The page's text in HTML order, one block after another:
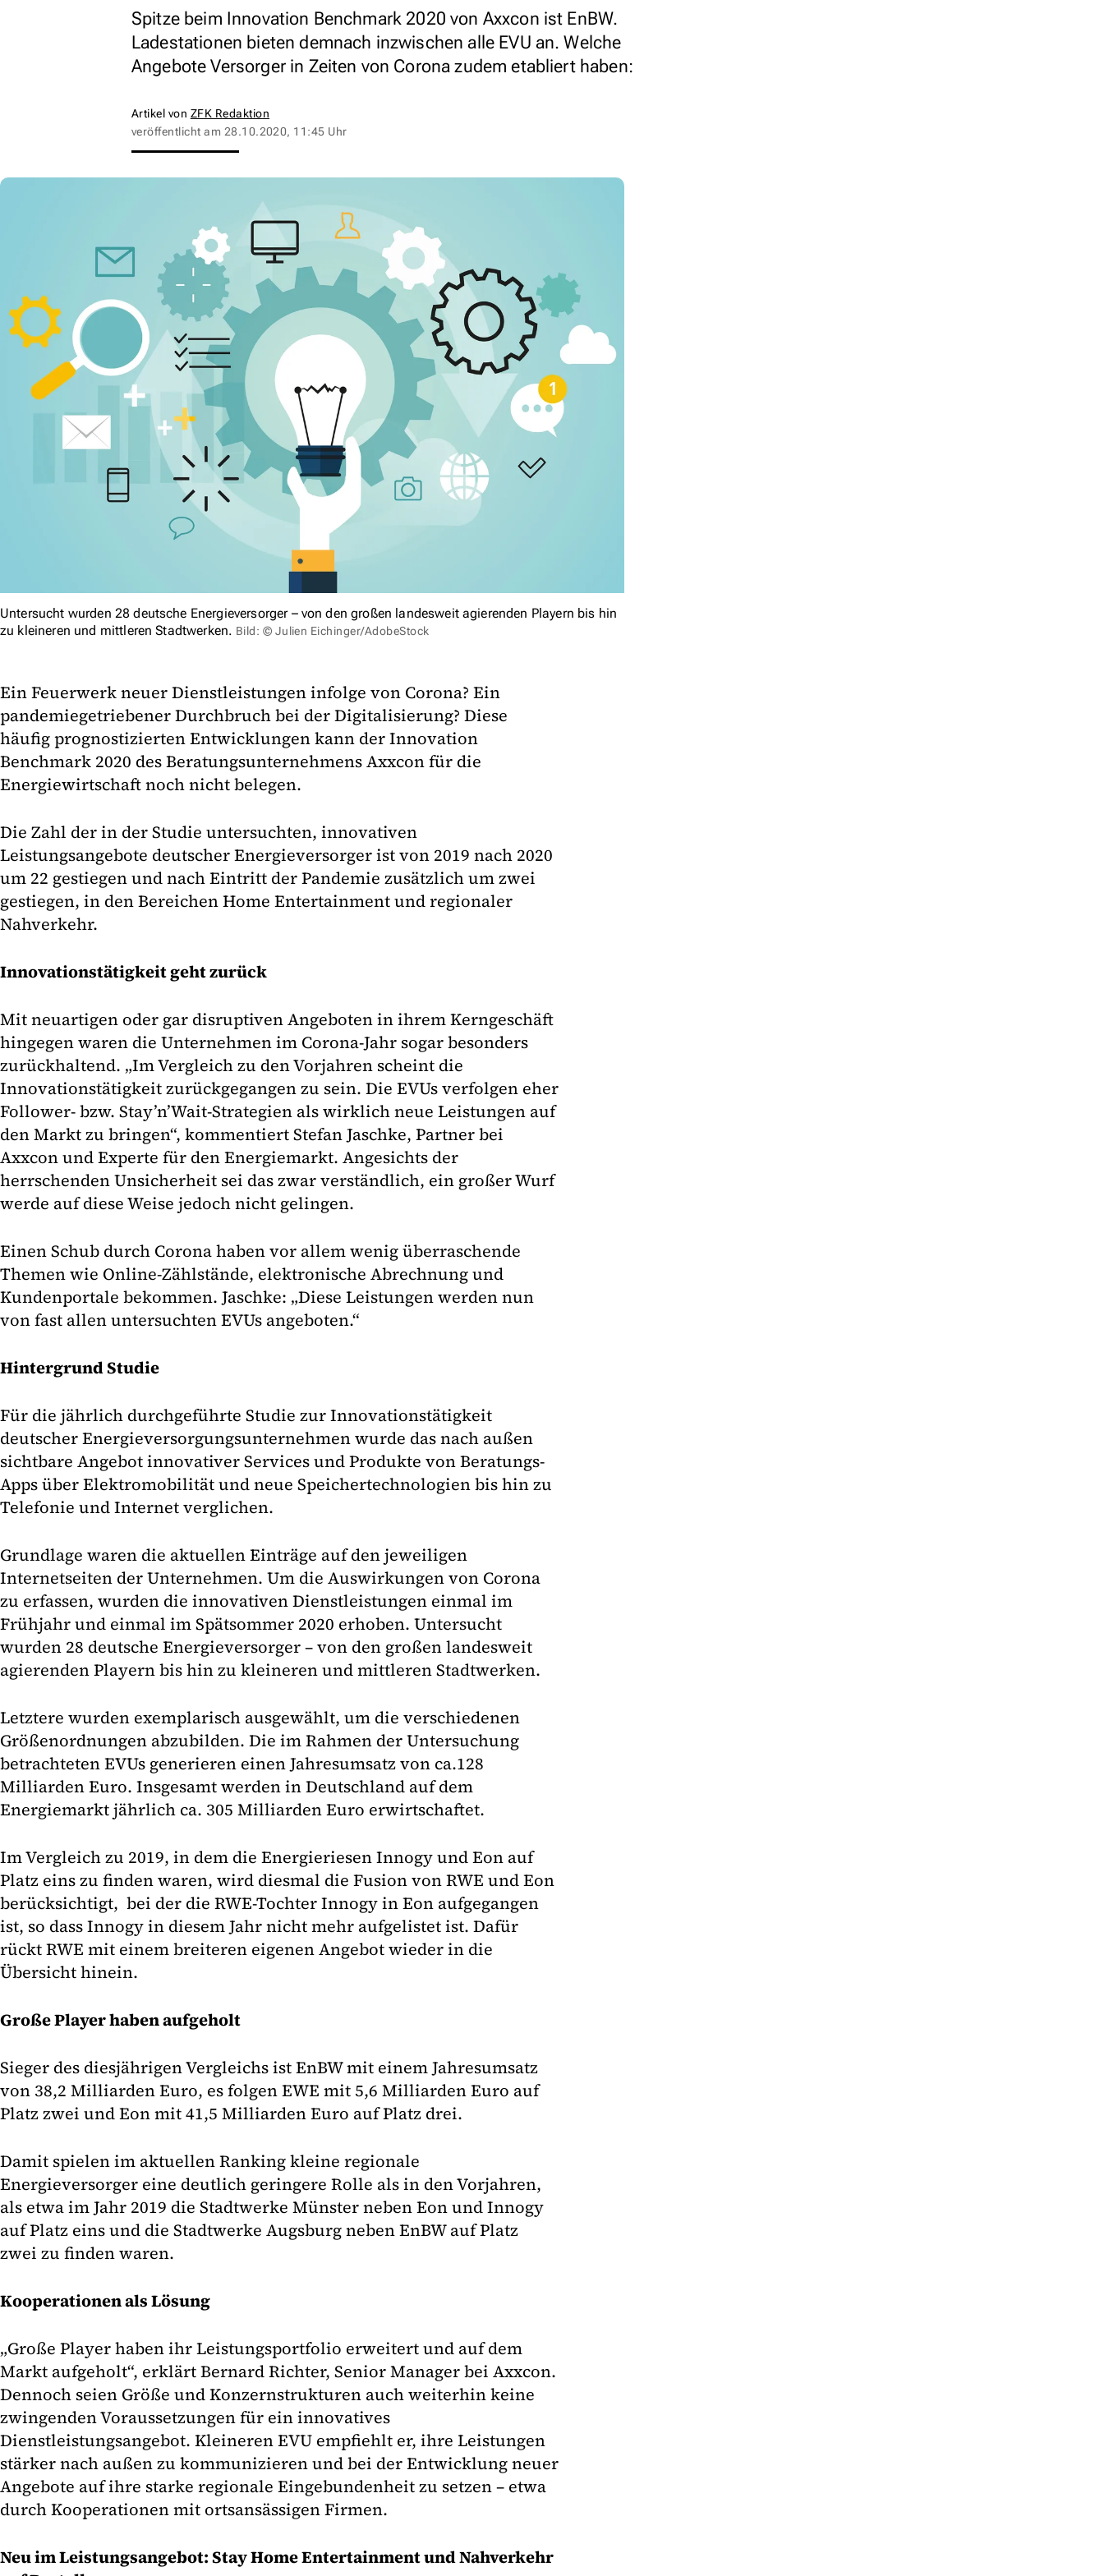
Spitze beim Innovation Benchmark 2020 von Axxcon ist EnBW.
Ladestationen bieten demnach inzwischen alle EVU an. Welche
Angebote Versorger in Zeiten von Corona zudem etabliert haben:
Artikel von ZFK Redaktion
veröffentlicht am 28.10.2020, 11:45 Uhr
Untersucht wurden 28 deutsche Energieversorger – von den großen landesweit agierenden Playern bis hin
zu kleineren und mittleren Stadtwerken. Bild: © Julien Eichinger/AdobeStock
Ein Feuerwerk neuer Dienstleistungen infolge von Corona? Ein
pandemiegetriebener Durchbruch bei der Digitalisierung? Diese
häufig prognostizierten Entwicklungen kann der Innovation
Benchmark 2020 des Beratungsunternehmens Axxcon für die
Energiewirtschaft noch nicht belegen.
Die Zahl der in der Studie untersuchten, innovativen
Leistungsangebote deutscher Energieversorger ist von 2019 nach 2020
um 22 gestiegen und nach Eintritt der Pandemie zusätzlich um zwei
gestiegen, in den Bereichen Home Entertainment und regionaler
Nahverkehr.
Innovationstätigkeit geht zurück
Mit neuartigen oder gar disruptiven Angeboten in ihrem Kerngeschäft
hingegen waren die Unternehmen im Corona-Jahr sogar besonders
zurückhaltend. „Im Vergleich zu den Vorjahren scheint die
Innovationstätigkeit zurückgegangen zu sein. Die EVUs verfolgen eher
Follower- bzw. Stay’n’Wait-Strategien als wirklich neue Leistungen auf
den Markt zu bringen“, kommentiert Stefan Jaschke, Partner bei
Axxcon und Experte für den Energiemarkt. Angesichts der
herrschenden Unsicherheit sei das zwar verständlich, ein großer Wurf
werde auf diese Weise jedoch nicht gelingen.
Einen Schub durch Corona haben vor allem wenig überraschende
Themen wie Online-Zählstände, elektronische Abrechnung und
Kundenportale bekommen. Jaschke: „Diese Leistungen werden nun
von fast allen untersuchten EVUs angeboten.“
Hintergrund Studie
Für die jährlich durchgeführte Studie zur Innovationstätigkeit
deutscher Energieversorgungsunternehmen wurde das nach außen
sichtbare Angebot innovativer Services und Produkte von Beratungs-
Apps über Elektromobilität und neue Speichertechnologien bis hin zu
Telefonie und Internet verglichen.
Grundlage waren die aktuellen Einträge auf den jeweiligen
Internetseiten der Unternehmen. Um die Auswirkungen von Corona
zu erfassen, wurden die innovativen Dienstleistungen einmal im
Frühjahr und einmal im Spätsommer 2020 erhoben. Untersucht
wurden 28 deutsche Energieversorger – von den großen landesweit
agierenden Playern bis hin zu kleineren und mittleren Stadtwerken.
Letztere wurden exemplarisch ausgewählt, um die verschiedenen
Größenordnungen abzubilden. Die im Rahmen der Untersuchung
betrachteten EVUs generieren einen Jahresumsatz von ca.128
Milliarden Euro. Insgesamt werden in Deutschland auf dem
Energiemarkt jährlich ca. 305 Milliarden Euro erwirtschaftet.
Im Vergleich zu 2019, in dem die Energieriesen Innogy und Eon auf
Platz eins zu finden waren, wird diesmal die Fusion von RWE und Eon
berücksichtigt, bei der die RWE-Tochter Innogy in Eon aufgegangen
ist, so dass Innogy in diesem Jahr nicht mehr aufgelistet ist. Dafür
rückt RWE mit einem breiteren eigenen Angebot wieder in die
Übersicht hinein.
Große Player haben aufgeholt
Sieger des diesjährigen Vergleichs ist EnBW mit einem Jahresumsatz
von 38,2 Milliarden Euro, es folgen EWE mit 5,6 Milliarden Euro auf
Platz zwei und Eon mit 41,5 Milliarden Euro auf Platz drei.
Damit spielen im aktuellen Ranking kleine regionale
Energieversorger eine deutlich geringere Rolle als in den Vorjahren,
als etwa im Jahr 2019 die Stadtwerke Münster neben Eon und Innogy
auf Platz eins und die Stadtwerke Augsburg neben EnBW auf Platz
zwei zu finden waren.
Kooperationen als Lösung
„Große Player haben ihr Leistungsportfolio erweitert und auf dem
Markt aufgeholt“, erklärt Bernard Richter, Senior Manager bei Axxcon.
Dennoch seien Größe und Konzernstrukturen auch weiterhin keine
zwingenden Voraussetzungen für ein innovatives
Dienstleistungsangebot. Kleineren EVU empfiehlt er, ihre Leistungen
stärker nach außen zu kommunizieren und bei der Entwicklung neuer
Angebote auf ihre starke regionale Eingebundenheit zu setzen – etwa
durch Kooperationen mit ortsansässigen Firmen.
Neu im Leistungsangebot: Stay Home Entertainment und Nahverkehr